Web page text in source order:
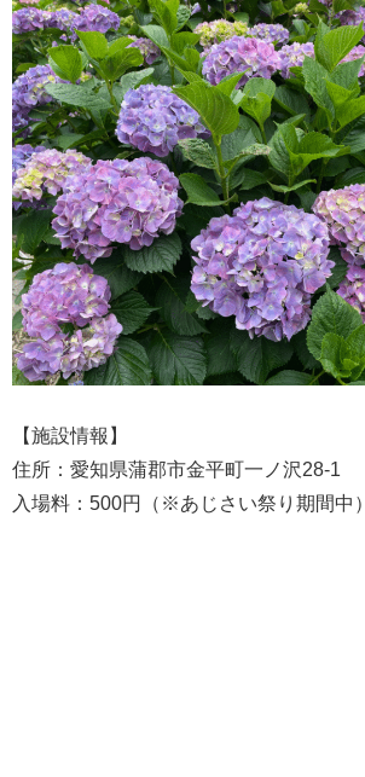
【施設情報】
住所：愛知県蒲郡市金平町一ノ沢28-1
入場料：500円（※あじさい祭り期間中）